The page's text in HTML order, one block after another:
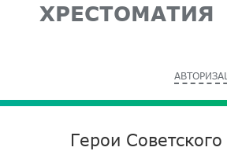
ХРЕСТОМАТИЯ
Герои